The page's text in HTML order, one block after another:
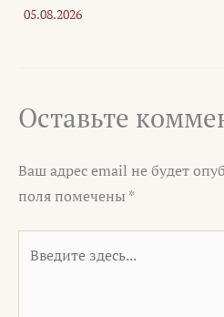
05.08.2026
Оставьте
Ваш адрес email не будет
поля помечены *
здесь...